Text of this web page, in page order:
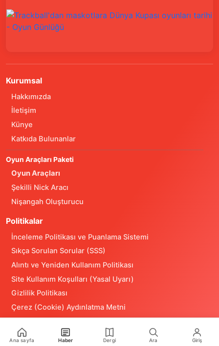
Kurumsal
Hakkımızda
İletişim
Künye
Katkıda Bulunanlar
Oyun Araçları Paketi
Oyun Araçları
Şekilli Nick Aracı
Nişangah Oluşturucu
Politikalar
İnceleme Politikası ve Puanlama Sistemi
Sıkça Sorulan Sorular (SSS)
Alıntı ve Yeniden Kullanım Politikası
Site Kullanım Koşulları (Yasal Uyarı)
Gizlilik Politikası
Çerez (Cookie) Aydınlatma Metni
İş Birlikleri
Ana sayfa Haber Dergi Ara Giriş